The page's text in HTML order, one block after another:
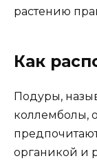
растению
Как
Подуры,
коллемболы,
органикой и